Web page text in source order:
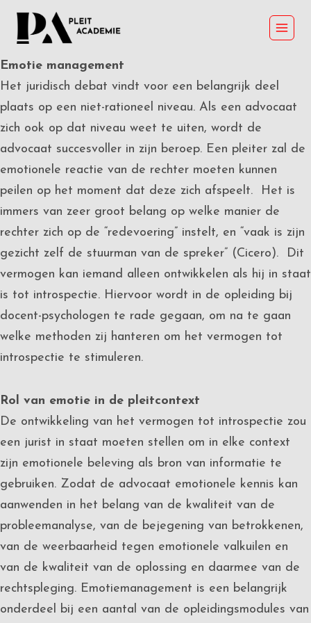
Skip
Emotie management
Het juridisch debat vindt voor een belangrijk deel
plaats op een niet-rationeel niveau. Als een advocaat
zich ook op dat niveau weet te uiten, wordt de
advocaat succesvoller in zijn beroep. Een pleiter zal de
emotionele reactie van de rechter moeten kunnen
peilen op het moment dat deze zich afspeelt. Het is
immers van zeer groot belang op welke manier de
rechter zich op de “redevoering” instelt, en “vaak is zijn
gezicht zelf de stuurman van de spreker” (Cicero). Dit
vermogen kan iemand alleen ontwikkelen als hij in staat
is tot introspectie. Hiervoor wordt in de opleiding bij
docent-psychologen te rade gegaan, om na te gaan
welke methoden zij hanteren om het vermogen tot
introspectie te stimuleren.
Rol van emotie in de pleitcontext
De ontwikkeling van het vermogen tot introspectie zou
een jurist in staat moeten stellen om in elke context
zijn emotionele beleving als bron van informatie te
gebruiken. Zodat de advocaat emotionele kennis kan
aanwenden in het belang van de kwaliteit van de
probleemanalyse, van de bejegening van betrokkenen,
van de weerbaarheid tegen emotionele valkuilen en
van de kwaliteit van de oplossing en daarmee van de
rechtspleging. Emotiemanagement is een belangrijk
onderdeel bij een aantal van de opleidingsmodules van